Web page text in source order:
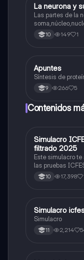
Biologia
La neurona y
Las partes de la
mielina,celula
Ranvier,terminal
10 149 1
Biologia
Apuntes
Síntesis de
9 266 5
Contenidos
ICFES:
Simulacro
filtrado 2025
Este simulacro te
las pruebas
500/500. Y
quieras, estudiar
10 17,398
ICFES: Lectura
Simulacro
Simulacro
11 2,214